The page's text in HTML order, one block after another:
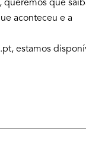
queremos que
aconteceu e a
estamos